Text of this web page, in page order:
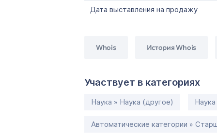
Дата выставления на продажу
Whois История Whois
Участвует в категориях
Наука » Наука (другое)
Автоматические категории »